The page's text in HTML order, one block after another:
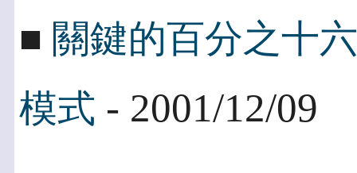
■ 關鍵的百分之十
模式 - 2001/12/09